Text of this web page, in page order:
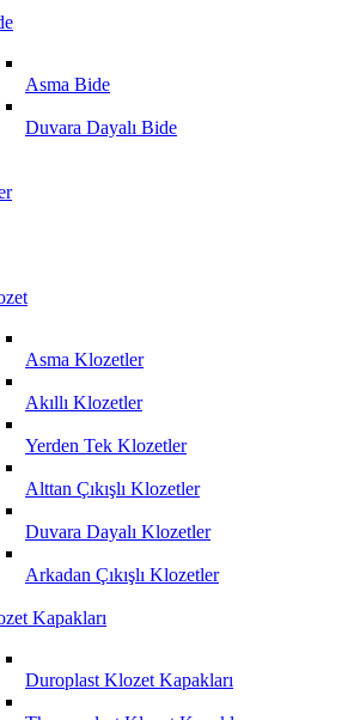
Asma Bide
Duvara Dayalı Bide
Asma Klozetler
Akıllı Klozetler
Yerden Tek Klozetler
Alttan Çıkışlı Klozetler
Duvara Dayalı Klozetler
Arkadan Çıkışlı Klozetler
Kapakları
Duroplast Klozet Kapakları